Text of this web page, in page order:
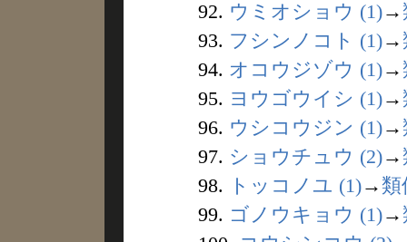
92. ウミオショウ (1)→
93. フシンノコト (1)→
94. オコウジゾウ (1)→
95. ヨウゴウイシ (1)→
96. ウシコウジン (1)→
97. ショウチュウ (2)→
98.
トッコノユ (1)→ 類
99. ゴノウキョウ (1)→